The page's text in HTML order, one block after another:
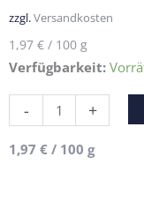
zzgl.Versandkosten
1,97 € / 100 g
Verfügbarkeit:
-
Ingwer
Sunflowers
Menge
+
1,97 € / 100 g